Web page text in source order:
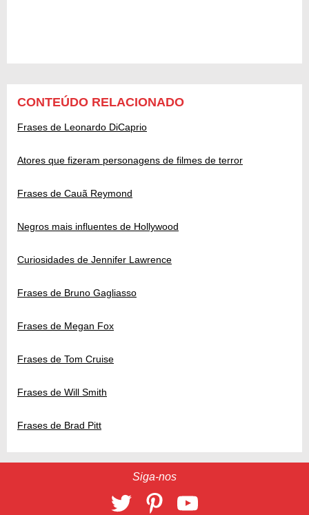
CONTEÚDO RELACIONADO
Frases de Leonardo DiCaprio
Atores que fizeram personagens de filmes de terror
Frases de Cauã Reymond
Negros mais influentes de Hollywood
Curiosidades de Jennifer Lawrence
Frases de Bruno Gagliasso
Frases de Megan Fox
Frases de Tom Cruise
Frases de Will Smith
Frases de Brad Pitt
Siga-nos